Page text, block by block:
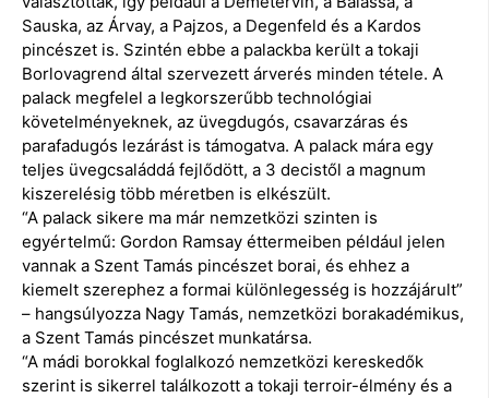
Sauska, az Árvay, a Pajzos, a Degenfeld és a Kardos
pincészet is. Szintén ebbe a palackba került a tokaji
Borlovagrend által szervezett árverés minden tétele. A
palack megfelel a legkorszerűbb technológiai
követelményeknek, az üvegdugós, csavarzáras és
parafadugós lezárást is támogatva. A palack mára egy
teljes üvegcsaláddá fejlődött, a 3 decistől a magnum
kiszerelésig több méretben is elkészült.
“A palack sikere ma már nemzetközi szinten is
egyértelmű: Gordon Ramsay éttermeiben például jelen
vannak a Szent Tamás pincészet borai, és ehhez a
kiemelt szerephez a formai különlegesség is hozzájárult”
– hangsúlyozza Nagy Tamás, nemzetközi borakadémikus,
a Szent Tamás pincészet munkatársa.
“A mádi borokkal foglalkozó nemzetközi kereskedők
szerint is sikerrel találkozott a tokaji terroir-élmény és a